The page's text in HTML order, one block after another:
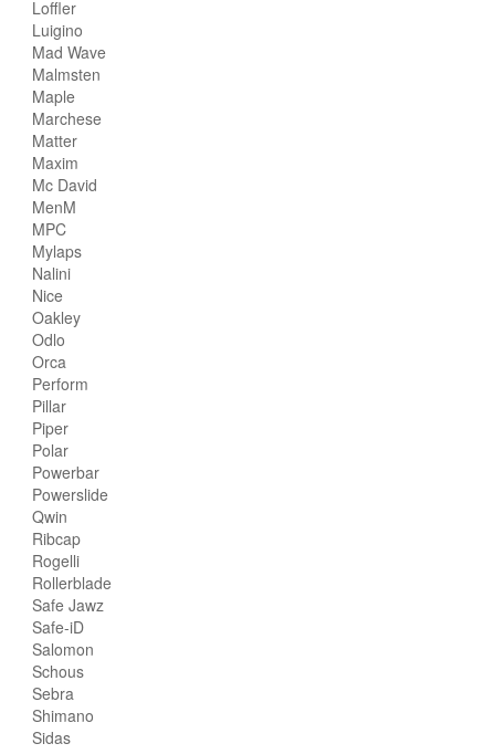
Loffler
Luigino
Mad Wave
Malmsten
Maple
Marchese
Matter
Maxim
Mc David
MenM
MPC
Mylaps
Nalini
Nice
Oakley
Odlo
Orca
Perform
Pillar
Piper
Polar
Powerbar
Powerslide
Qwin
Ribcap
Rogelli
Rollerblade
Safe Jawz
Safe-iD
Salomon
Schous
Sebra
Shimano
Sidas